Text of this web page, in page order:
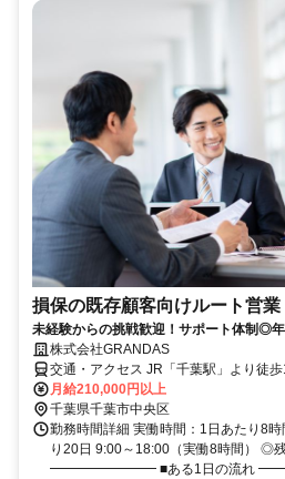
損保の既存顧客向けルート営業
未経験からの挑戦歓迎！サポート体制◎
株式会社GRANDAS
交通・アクセス JR「千葉駅」より徒
「葭川公園駅」より徒歩7分、JR総武
月給210,000円以上
千葉県千葉市中央区
勤務時間詳細 実働時間：1日あたり8
り20日 9:00～18:00（実働8時間） ◎
━━━━━━━━ ■ある1日の流れ